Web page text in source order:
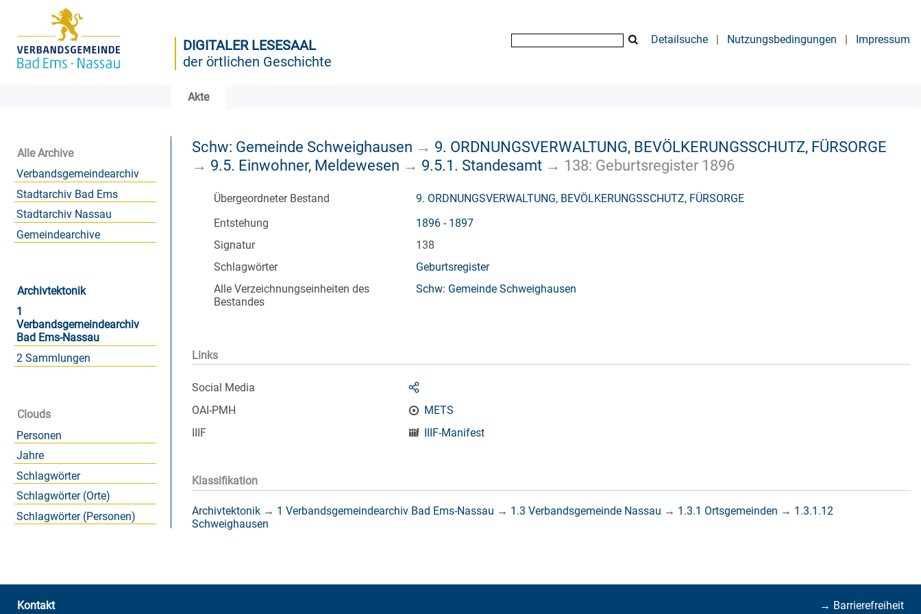
DIGITALER LESESAAL
der örtlichen Geschichte
Detailsuche | Nutzungsbedingungen | Impressum
Akte
Alle Archive
Verbandsgemeindearchiv
Stadtarchiv Bad Ems
Stadtarchiv Nassau
Gemeindearchive
Archivtektonik
1
Verbandsgemeindearchiv
Bad Ems-Nassau
2 Sammlungen
Clouds
Personen
Jahre
Schlagwörter
Schlagwörter (Orte)
Schlagwörter (Personen)
Schw: Gemeinde Schweighausen → 9. ORDNUNGSVERWALTUNG, BEVÖLKERUNGSSCHUTZ, FÜRSORGE
→ 9.5. Einwohner, Meldewesen → 9.5.1. Standesamt → 138: Geburtsregister 1896
Übergeordneter Bestand
9. ORDNUNGSVERWALTUNG, BEVÖLKERUNGSSCHUTZ, FÜRSORGE
Entstehung
1896 - 1897
Signatur
138
Schlagwörter
Geburtsregister
Alle Verzeichnungseinheiten des
Bestandes
Schw: Gemeinde Schweighausen
Links
Social Media
OAI-PMH
METS
IIIF
IIIF-Manifest
Klassifikation
Archivtektonik → 1 Verbandsgemeindearchiv Bad Ems-Nassau → 1.3 Verbandsgemeinde Nassau → 1.3.1 Ortsgemeinden → 1.3.1.12
Schweighausen
→ Barrierefreiheit
Kontakt